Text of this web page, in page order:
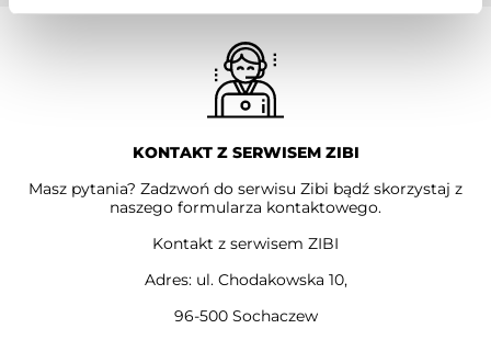
KONTAKT Z SERWISEM ZIBI
Masz pytania? Zadzwoń do serwisu Zibi bądź skorzystaj z
naszego formularza kontaktowego.
Kontakt z serwisem ZIBI
Adres: ul. Chodakowska 10,
96-500 Sochaczew